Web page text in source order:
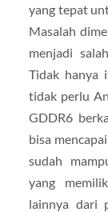
yang tepat
Masalah
menjadi
Tidak hanya
tidak perlu
GDDR6
bisa
sudah
yang
lainnya dari